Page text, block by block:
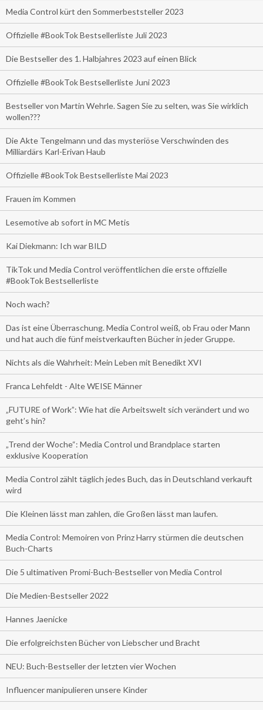
Media Control kürt den Sommerbeststeller 2023
Offizielle #BookTok Bestsellerliste Juli 2023
Die Bestseller des 1. Halbjahres 2023 auf einen Blick
Offizielle #BookTok Bestsellerliste Juni 2023
Bestseller von Martin Wehrle. Sagen Sie zu selten, was Sie wirklich
wollen???
Die Akte Tengelmann und das mysteriöse Verschwinden des
Milliardärs Karl-Erivan Haub
Offizielle #BookTok Bestsellerliste Mai 2023
Frauen im Kommen
Lesemotive ab sofort in MC Metis
Kai Diekmann: Ich war BILD
TikTok und Media Control veröffentlichen die erste offizielle
#BookTok Bestsellerliste
Noch wach?
Das ist eine Überraschung. Media Control weiß, ob Frau oder Mann
und hat auch die fünf meistverkauften Bücher in jeder Gruppe.
Nichts als die Wahrheit: Mein Leben mit Benedikt XVI
Franca Lehfeldt - Alte WEISE Männer
„FUTURE of Work”: Wie hat die Arbeitswelt sich verändert und wo
geht’s hin?
„Trend der Woche“: Media Control und Brandplace starten
exklusive Kooperation
Media Control zählt täglich jedes Buch, das in Deutschland verkauft
wird
Die Kleinen lässt man zahlen, die Großen lässt man laufen.
Media Control: Memoiren von Prinz Harry stürmen die deutschen
Buch-Charts
Die 5 ultimativen Promi-Buch-Bestseller von Media Control
Die Medien-Bestseller 2022
Hannes Jaenicke
Die erfolgreichsten Bücher von Liebscher und Bracht
NEU: Buch-Bestseller der letzten vier Wochen
Influencer manipulieren unsere Kinder